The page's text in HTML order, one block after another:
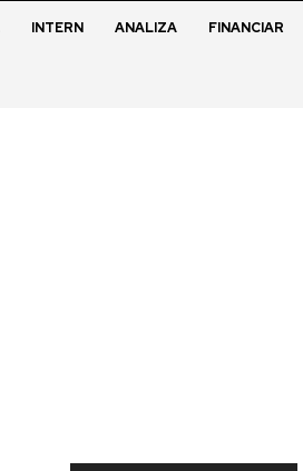
INTERN ANALIZA FINANCIAR